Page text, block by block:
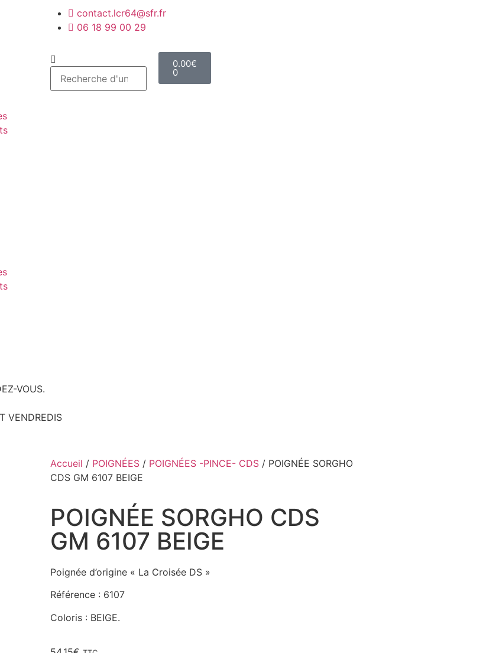
contact.lcr64@sfr.fr
06 18 99 00 29
0.00€
0
VOUS.
VENDREDIS
Accueil / POIGNÉES / POIGNÉES -PINCE- CDS / POIGNÉE SORGHO
CDS GM 6107 BEIGE
POIGNÉE SORGHO CDS
GM 6107 BEIGE
Poignée d’origine « La Croisée DS »
Référence : 6107
Coloris : BEIGE.